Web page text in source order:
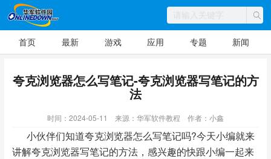
首页 最新 游戏 应用 专题 新闻
夸克浏览器怎么写笔记-夸克浏览器写笔记的方
法
时间：2024-05-11 来源：华军软件教程 作者：小鑫
小伙伴们知道夸克浏览器怎么写笔记吗?今天小编就来
讲解夸克浏览器写笔记的方法，感兴趣的快跟小编一起来